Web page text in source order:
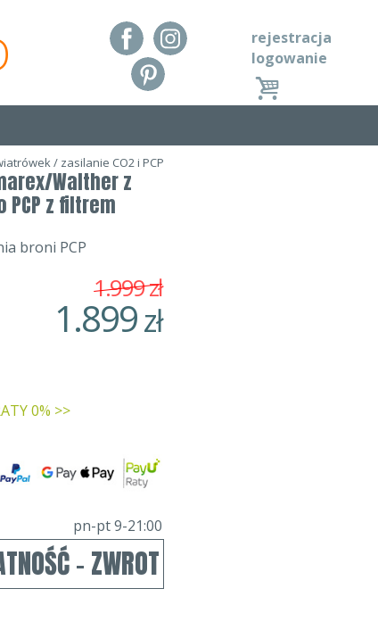
rejestracja
logowanie
/ zasilanie CO2 i PCP
Walther z
PCP z filtrem
broni PCP
1.899zł
1.999zł
0% >>
pn-pt 9-21:00
- ZWROT